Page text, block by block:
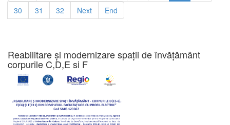
30
31 32 Next End
Reabilitare și modernizare spații de învățământ
corpurile C,D,E si F